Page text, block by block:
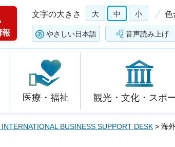
報
文字の大きさ 大 中 小 色
やさしい日本語 音声読み上げ
医療・福祉 観光・文化・スポ
BUSINESS SUPPORT DESK > 海